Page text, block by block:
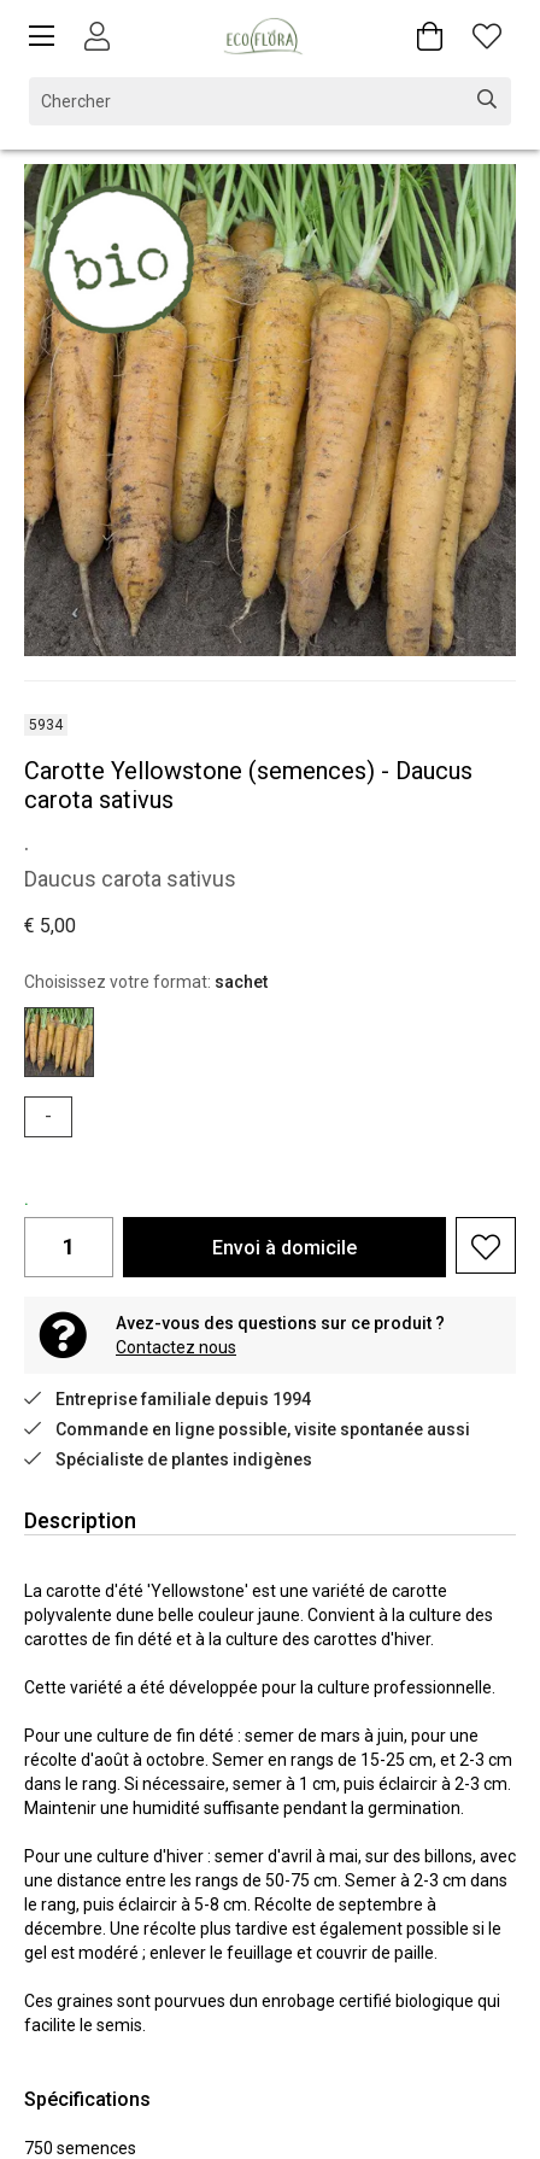
5934
Carotte Yellowstone (semences) - Daucus
carota sativus
.
Daucus carota sativus
€ 5,00
Choisissez votre format: sachet
-
.
Envoi à domicile
Avez-vous des questions sur ce produit ?
Contactez nous
Entreprise familiale depuis 1994
Commande en ligne possible, visite spontanée aussi
Spécialiste de plantes indigènes
Description
La carotte d'été 'Yellowstone' est une variété de carotte
polyvalente dune belle couleur jaune. Convient à la culture des
carottes de fin dété et à la culture des carottes d'hiver.
Cette variété a été développée pour la culture professionnelle.
Pour une culture de fin dété : semer de mars à juin, pour une
récolte d'août à octobre. Semer en rangs de 15-25 cm, et 2-3 cm
dans le rang. Si nécessaire, semer à 1 cm, puis éclaircir à 2-3 cm.
Maintenir une humidité suffisante pendant la germination.
Pour une culture d'hiver : semer d'avril à mai, sur des billons, avec
une distance entre les rangs de 50-75 cm. Semer à 2-3 cm dans
le rang, puis éclaircir à 5-8 cm. Récolte de septembre à
décembre. Une récolte plus tardive est également possible si le
gel est modéré ; enlever le feuillage et couvrir de paille.
Ces graines sont pourvues dun enrobage certifié biologique qui
facilite le semis.
Spécifications
750 semences